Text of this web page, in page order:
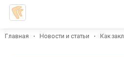
Главная Новости и статьи